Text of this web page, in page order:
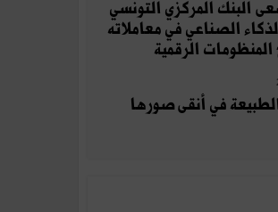
البنك المركزي التونسي
الصناعي في معاملاته
الرقمية
في أنقى صورها